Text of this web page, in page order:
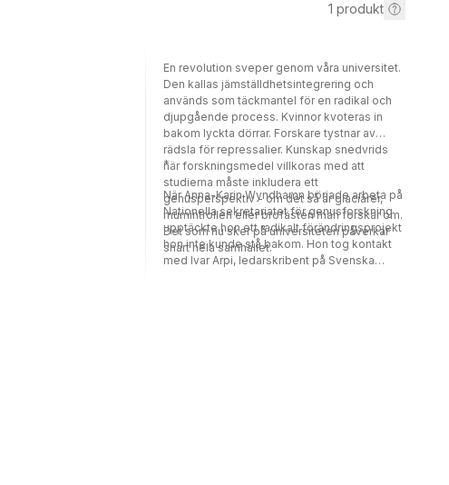
1 produkt
En revolution sveper genom våra universitet.
Den kallas jämställdhetsintegrering och
används som täckmantel för en radikal och
djupgående process. Kvinnor kvoteras in
bakom lyckta dörrar. Forskare tystnar av
rädsla för repressalier. Kunskap snedvrids
när forskningsmedel villkoras med att
studierna måste inkludera ett
genusperspektiv - om det så är glaciärer,
mumintrollen eller brofästen man forskar om.
Det som nu sker på universiteten påverkar
snart hela samhället.
*
När Anna-Karin Wyndhamn började arbeta på
Nationella sekretariatet för genusforskning
upptäckte hon ett radikalt förändringsprojekt
hon inte kunde stå bakom. Hon tog kontakt
med Ivar Arpi, ledarskribent på Svenska